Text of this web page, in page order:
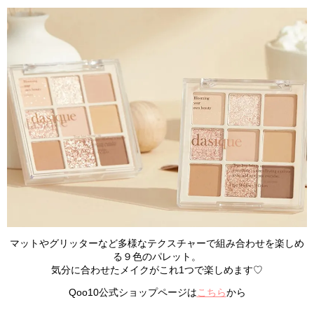
マットやグリッターなど多様なテクスチャーで組み合わせを楽しめ
る９色のパレット。
気分に合わせたメイクがこれ1つで楽しめます♡
Qoo10公式ショップページは こちらから